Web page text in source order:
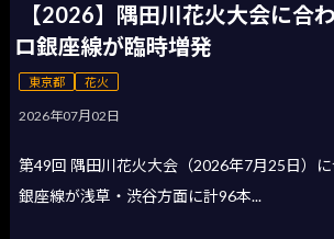
【2026】隅田川花火大会に合
ロ銀座線が臨時増発
東京都 花火
2026年07月02日
第49回 隅田川花火大会（2026年7月25日）
銀座線が浅草・渋谷方面に計96本...